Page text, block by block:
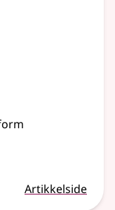
Artikkelside